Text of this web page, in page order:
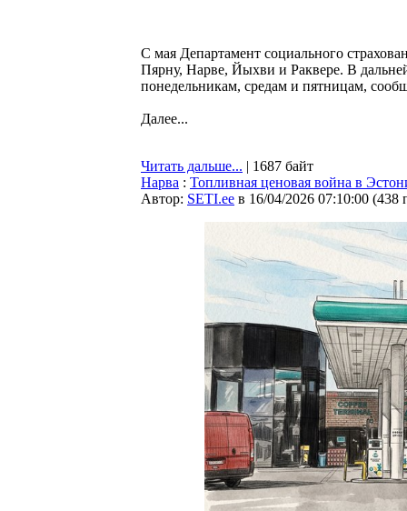
С мая Департамент социального
Пярну, Нарве, Йыхви и Раквере. В
понедельникам, средам и пятницам,
Далее...
Читать дальше... | 1687 байт
Нарва : Топливная ценовая война в
Автор: SETI.ee в 16/04/2026 07:10:00 (438